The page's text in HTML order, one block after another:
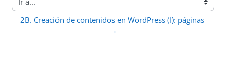
Ir a...
2B. Creación de contenidos en WordPress (I): páginas
→